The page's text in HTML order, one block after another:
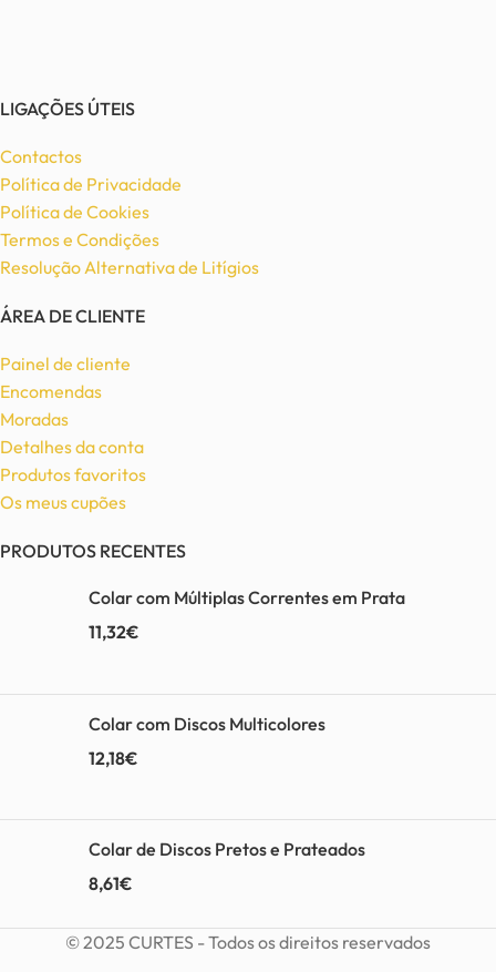
LIGAÇÕES ÚTEIS
Contactos
Política de Privacidade
Política de Cookies
Termos e Condições
Resolução Alternativa de Litígios
ÁREA DE CLIENTE
Painel de cliente
Encomendas
Moradas
Detalhes da conta
Produtos favoritos
Os meus cupões
PRODUTOS RECENTES
Colar com Múltiplas Correntes em Prata
11,32€
Colar com Discos Multicolores
12,18€
Colar de Discos Pretos e Prateados
8,61€
© 2025 CURTES - Todos os direitos reservados